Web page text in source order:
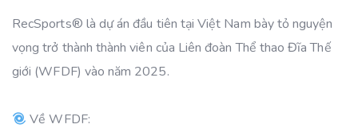
RecSports®️ là dự án đầu tiên tại Việt Nam bày tỏ nguyện
vọng trở thành thành viên của Liên đoàn Thể thao Đĩa Thế
giới (WFDF) vào năm 2025.
Về WFDF: